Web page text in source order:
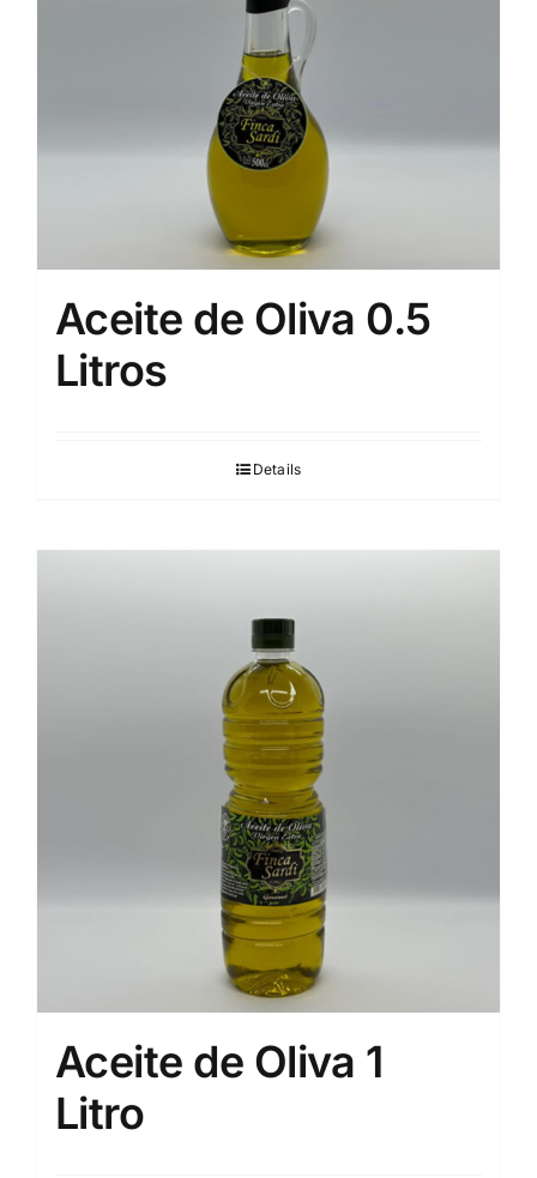
Aceite de Oliva 0.5
Litros
Details
Aceite de Oliva 1
Litro